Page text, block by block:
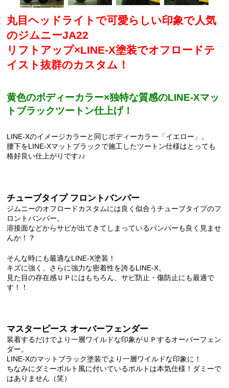
丸目ヘッドライトで可愛らしい印象で人気
のジムニーJA22
リフトアップ×LINE-X塗装でオフロードテ
イスト抜群のカスタム！
黄色のボディーカラー×独特な質感のLINE-Xマッ
トブラックツートン仕上げ！
LINE-Xのイメージカラーと同じボディーカラー「イエロー」。
腰下をLINE-Xマットブラックで施工したツートン仕様はとっても
格好良い仕上がりです♪♪
チューブタイプ フロントバンパー
ジムニーのオフロードカスタムには良く似合うチューブタイプのフ
ロントバンパー。
溶接面などからサビが出てきてしまっているバンパーも良く見ませ
んか！？
そんな時にも最適なLINE-X塗装！
キズに強く、さらに強力な密着性を誇るLINE-X、
見た目の存在感ＵＰにはもちろん、サビ防止・傷防止にも最適で
す！！
マスターピース オーバーフェンダー
装着するだけでより一層ワイルドな印象がＵＰするオーバーフェン
ダー。
LINE-Xのマットブラック塗装でより一層ワイルドな印象に！
ちなみにダミーボルト風に付いているボルトは本気仕様！ダミーで
はありません（笑）